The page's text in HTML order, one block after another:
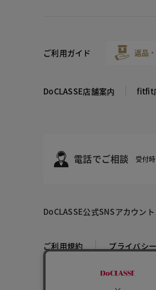
ご利用ガイド 返品
DoCLASSE店舗案内 fitfit
電話でご相談 受付
DoCLASSE公式SNSアカウント
ご利用規約 プライバシ